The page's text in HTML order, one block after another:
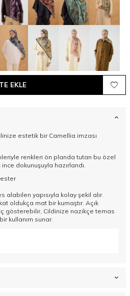
EKLE
estetik bir Camellia imzası
renkleri ön planda tutan bu özel
dokunuşuyla hazırlandı.
alabilen yapısıyla kolay şekil alır.
oldukça mat bir kumaştır. Açık
gösterebilir, Cildinize nazikçe temas
kullanım sunar.